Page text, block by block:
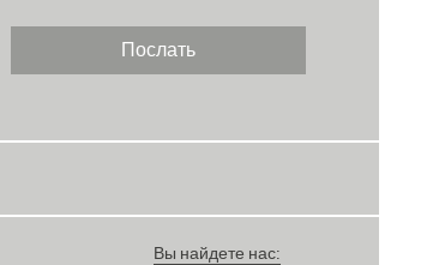
Вы найдете нас: